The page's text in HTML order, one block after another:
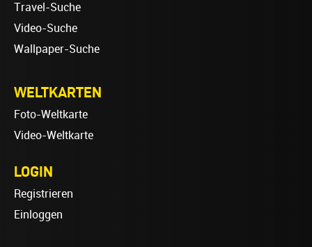
Travel-Suche
Video-Suche
Wallpaper-Suche
WELTKARTEN
Foto-Weltkarte
Video-Weltkarte
LOGIN
Registrieren
Einloggen